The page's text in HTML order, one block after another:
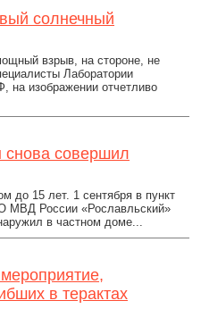
солнечный
взрыв, на стороне, не
Лаборатории
на изображении отчетливо
совершил
до 15 лет. 1 сентября в пункт
МВД России «Рославльский»
в частном доме...
в терактах